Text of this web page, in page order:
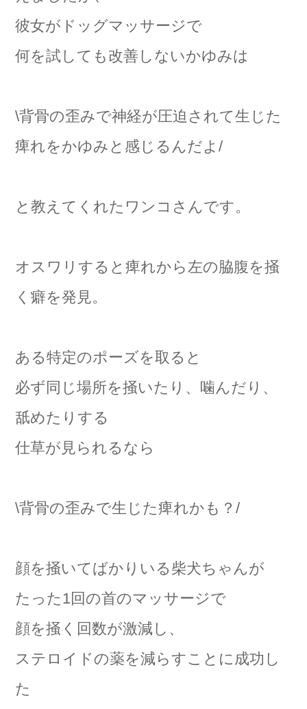
彼女がドッグマッサージで
何を試しても改善しないかゆみは
\背骨の歪みで神経が圧迫されて生じた
痺れをかゆみと感じるんだよ/
と教えてくれたワンコさんです。
オスワリすると痺れから左の脇腹を掻
く癖を発見。
ある特定のポーズを取ると
必ず同じ場所を掻いたり、噛んだり、
舐めたりする
仕草が見られるなら
\背骨の歪みで生じた痺れかも？/
顔を掻いてばかりいる柴犬ちゃんが
たった1回の首のマッサージで
顔を掻く回数が激減し、
ステロイドの薬を減らすことに成功し
た